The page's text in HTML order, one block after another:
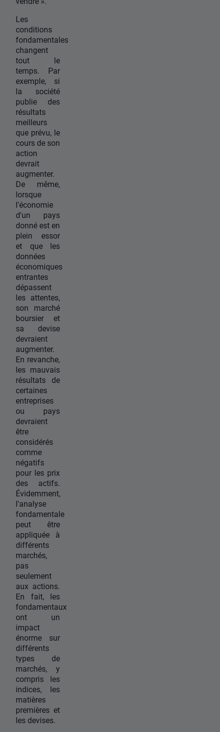
Les
conditions
fondamentales
changent
tout le
temps. Par
exemple, si
la société
publie des
résultats
meilleurs
que prévu, le
cours de son
action
devrait
augmenter.
De même,
lorsque
l'économie
d'un pays
donné est en
plein essor
et que les
données
économiques
entrantes
dépassent
les attentes,
son marché
boursier et
sa devise
devraient
augmenter.
En revanche,
les mauvais
résultats de
certaines
entreprises
ou pays
devraient
être
considérés
comme
négatifs
pour les prix
des actifs.
Évidemment,
l'analyse
fondamentale
peut être
appliquée à
différents
marchés,
pas
seulement
aux actions.
En fait, les
fondamentaux
ont un
impact
énorme sur
différents
types de
marchés, y
compris les
indices, les
matières
premières et
les devises.